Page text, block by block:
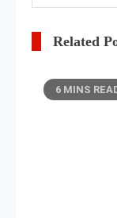
Related
6 MINS